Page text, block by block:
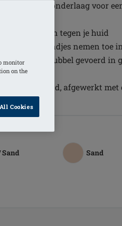
onderlaag voor
aan tegen je huid
schouderbandjes nemen toe
cups zijn dubbel gevoerd in
en ademend, afgewerkt
Sand Sand
monitor
on the
Cookies